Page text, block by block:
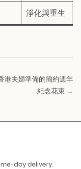
淨化與重生
港夫婦準備的簡約週年
紀念花束 →
day delivery.